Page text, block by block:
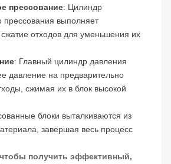
прессование: Цилиндр
прессования выполняет
отходов для уменьшения их
: Главный цилиндр давления
давление на предварительно
сжимая их в блок высокой
блоки выталкиваются из
завершая весь процесс
получить эффективный,